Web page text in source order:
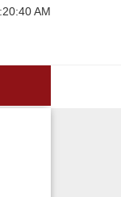
AM